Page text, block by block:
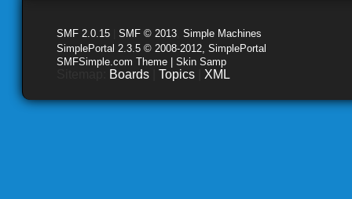
SMF 2.0.15 SMF © 2013 Simple Machines
SimplePortal 2.3.5 © 2008-2012, SimplePortal
SMFSimple.com Theme | Skin Samp
Boards Topics XML